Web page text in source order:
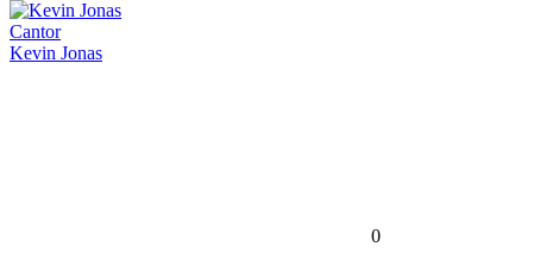
Cantor
Kevin Jonas
0